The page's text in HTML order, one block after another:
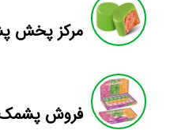
مرکز پخش
فروش پشمک